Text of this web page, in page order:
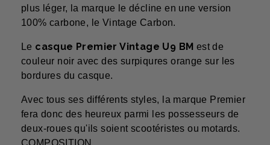
plus léger, la marque le décline en une version
100% carbone, le Vintage Carbon.
Le casque Premier Vintage U9 BM est de
couleur noir avec des surpiqures orange sur les
bordures du casque.
Avec tous ses différents styles, la marque Premier
fera donc des heureux parmi les possesseurs de
deux-roues qu'ils soient scootéristes ou motards.